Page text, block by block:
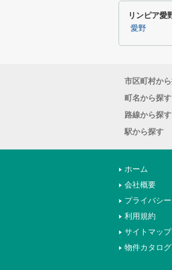
リンピア愛
愛野
市区町村か
町名から探す
路線から探す
駅から探す
ホーム
会社概要
プライバシ
利用規約
サイトマップ
物件カタログ